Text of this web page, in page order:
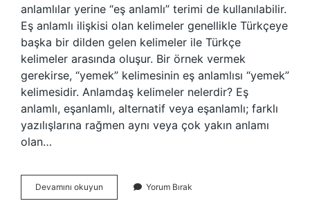
anlamlılar yerine “eş anlamlı” terimi de kullanılabilir.
Eş anlamlı ilişkisi olan kelimeler genellikle Türkçeye
başka bir dilden gelen kelimeler ile Türkçe
kelimeler arasında oluşur. Bir örnek vermek
gerekirse, “yemek” kelimesinin eş anlamlısı “yemek”
kelimesidir. Anlamdaş kelimeler nelerdir? Eş
anlamlı, eşanlamlı, alternatif veya eşanlamlı; farklı
yazılışlarına rağmen aynı veya çok yakın anlamı
olan…
Devamını okuyun
Anlamdaşı
Yorum Bırak